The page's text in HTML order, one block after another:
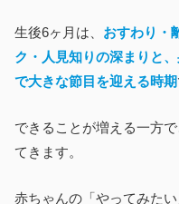
生後6ヶ月は、 おすわり・
ク・人見知りの深まりと
で大きな節目を迎える時期
できることが増える一方
てきます。
赤ちゃんの「やってみた